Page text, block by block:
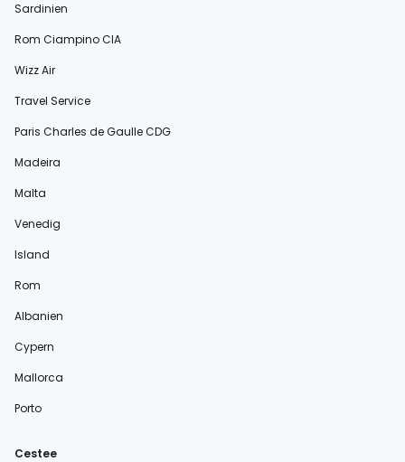
Sardinien
Rom Ciampino CIA
Wizz Air
Travel Service
Paris Charles de Gaulle CDG
Madeira
Malta
Venedig
Island
Rom
Albanien
Cypern
Mallorca
Porto
Cestee